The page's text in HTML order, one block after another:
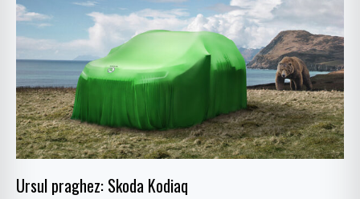
Ursul praghez: Skoda Kodiaq
Kodiaq